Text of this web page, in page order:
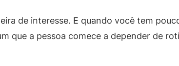
de interesse. E quando você tem
que a pessoa comece a depender de